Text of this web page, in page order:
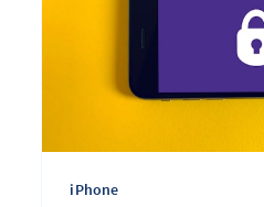
iPhone